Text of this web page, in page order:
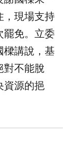
，現場支持
罷免。立委
樑講說，基
對不能脫
資源的挹